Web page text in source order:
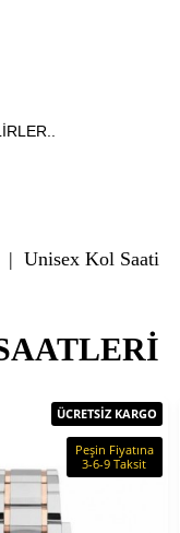
| Unisex Kol Saati
ÜCRETSİZ KARGO
Peşin Fiyatına
3-6-9 Taksit